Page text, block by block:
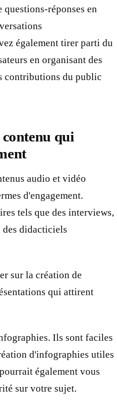
questions-réponses en
également tirer parti du
en organisant des
contributions du public
qui
audio et vidéo
d'engagement.
tels que des interviews,
des didacticiels
sur la création de
qui attirent
Ils sont faciles
d'infographies utiles
également vous
sur votre sujet.